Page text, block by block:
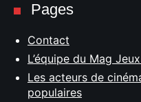
Pages
Contact
L’équipe du Mag
Les acteurs de
populaires